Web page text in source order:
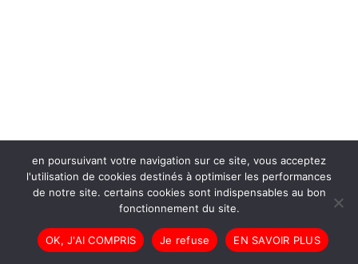
en poursuivant votre navigation sur ce site, vous acceptez
l'utilisation de cookies destinés à optimiser les performances
de notre site. certains cookies sont indispensables au bon
fonctionnement du site.
OK, J'AI COMPRIS Je refuse EN SAVOIR PLUS